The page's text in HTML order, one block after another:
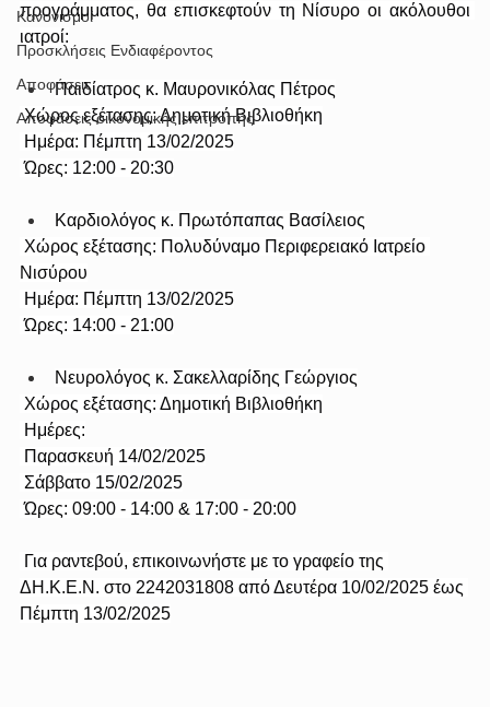
Κανονισμοί
Προσκλήσεις Ενδιαφέροντος
Αποφάσεις
Αποφάσεις οικονομικής επιτροπής
προγράμματος, θα επισκεφτούν τη Νίσυρο οι ακόλουθοι
ιατροί:
Παιδίατρος κ. Μαυρονικόλας Πέτρος
Χώρος εξέτασης: Δημοτική Βιβλιοθήκη
Ημέρα: Πέμπτη 13/02/2025
Ώρες: 12:00 - 20:30
Καρδιολόγος κ. Πρωτόπαπας Βασίλειος
Χώρος εξέτασης: Πολυδύναμο Περιφερειακό Ιατρείο
Νισύρου
Ημέρα: Πέμπτη 13/02/2025
Ώρες: 14:00 - 21:00
Νευρολόγος κ. Σακελλαρίδης Γεώργιος
Χώρος εξέτασης: Δημοτική Βιβλιοθήκη
Ημέρες:
Παρασκευή 14/02/2025
Σάββατο 15/02/2025
Ώρες: 09:00 - 14:00 & 17:00 - 20:00
Για ραντεβού, επικοινωνήστε με το γραφείο της
ΔΗ.Κ.Ε.Ν. στο 2242031808 από Δευτέρα 10/02/2025 έως
Πέμπτη 13/02/2025